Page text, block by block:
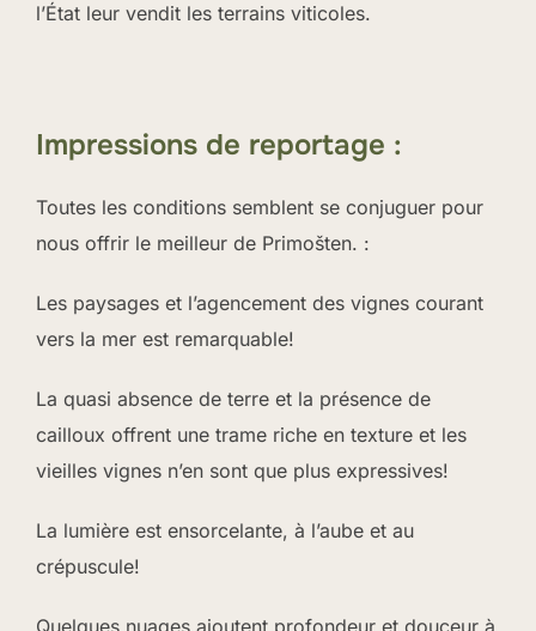
l’État leur vendit les terrains viticoles.
Impressions de reportage :
Toutes les conditions semblent se conjuguer pour
nous offrir le meilleur de Primošten. :
Les paysages et l’agencement des vignes courant
vers la mer est remarquable!
La quasi absence de terre et la présence de
cailloux offrent une trame riche en texture et les
vieilles vignes n’en sont que plus expressives!
La lumière est ensorcelante, à l’aube et au
crépuscule!